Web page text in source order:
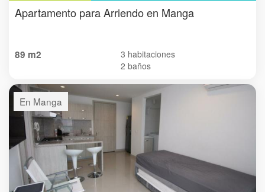
Apartamento para Arriendo en Manga
89 m2
3 habitaciones
2 baños
En Manga